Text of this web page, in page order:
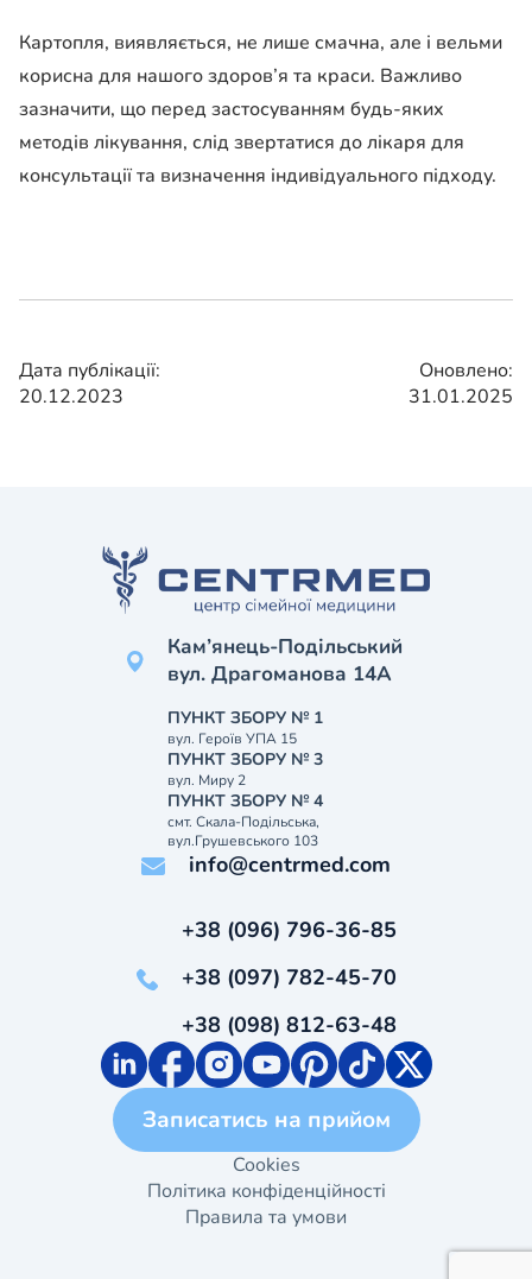
Картопля, виявляється, не лише смачна, але і вельми
корисна для нашого здоров’я та краси. Важливо
зазначити, що перед застосуванням будь-яких
методів лікування, слід звертатися до лікаря для
консультації та визначення індивідуального підходу.
Дата публікації:
20.12.2023
Оновлено:
31.01.2025
Кам’янець-Подільський
вул. Драгоманова 14А
ПУНКТ ЗБОРУ № 1
вул. Героїв УПА 15
ПУНКТ ЗБОРУ № 3
вул. Миру 2
ПУНКТ ЗБОРУ № 4
смт. Скала-Подільська,
вул.Грушевського 103
info@centrmed.com
+38 (096) 796-36-85
+38 (097) 782-45-70
+38 (098) 812-63-48
Записатись на прийом
Cookies
Політика конфіденційності
Правила та умови